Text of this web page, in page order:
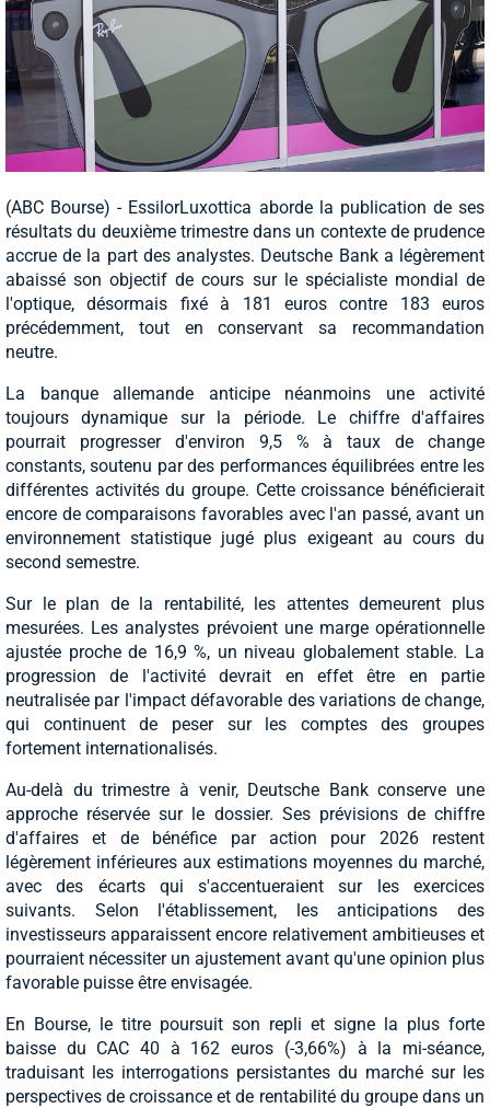
(ABC Bourse) - EssilorLuxottica aborde la publication de ses
résultats du deuxième trimestre dans un contexte de prudence
accrue de la part des analystes. Deutsche Bank a légèrement
abaissé son objectif de cours sur le spécialiste mondial de
l'optique, désormais fixé à 181 euros contre 183 euros
précédemment, tout en conservant sa recommandation
neutre.
La banque allemande anticipe néanmoins une activité
toujours dynamique sur la période. Le chiffre d'affaires
pourrait progresser d'environ 9,5 % à taux de change
constants, soutenu par des performances équilibrées entre les
différentes activités du groupe. Cette croissance bénéficierait
encore de comparaisons favorables avec l'an passé, avant un
environnement statistique jugé plus exigeant au cours du
second semestre.
Sur le plan de la rentabilité, les attentes demeurent plus
mesurées. Les analystes prévoient une marge opérationnelle
ajustée proche de 16,9 %, un niveau globalement stable. La
progression de l'activité devrait en effet être en partie
neutralisée par l'impact défavorable des variations de change,
qui continuent de peser sur les comptes des groupes
fortement internationalisés.
Au-delà du trimestre à venir, Deutsche Bank conserve une
approche réservée sur le dossier. Ses prévisions de chiffre
d'affaires et de bénéfice par action pour 2026 restent
légèrement inférieures aux estimations moyennes du marché,
avec des écarts qui s'accentueraient sur les exercices
suivants. Selon l'établissement, les anticipations des
investisseurs apparaissent encore relativement ambitieuses et
pourraient nécessiter un ajustement avant qu'une opinion plus
favorable puisse être envisagée.
En Bourse, le titre poursuit son repli et signe la plus forte
baisse du CAC 40 à 162 euros (-3,66%) à la mi-séance,
traduisant les interrogations persistantes du marché sur les
perspectives de croissance et de rentabilité du groupe dans un